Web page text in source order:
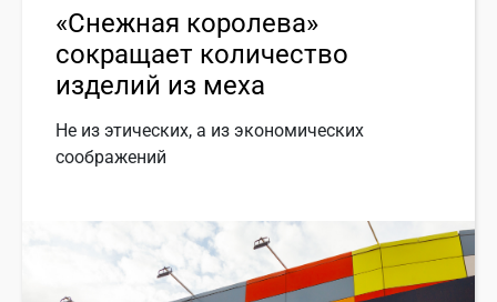
«Снежная королева»
сокращает количество
изделий из меха
Не из этических, а из экономических
соображений